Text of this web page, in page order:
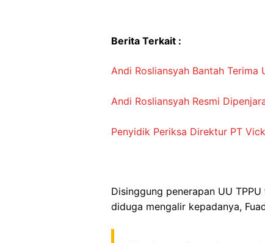
Berita Terkait :
Andi Rosliansyah Bantah Terima
Andi Rosliansyah Resmi
Penyidik Periksa Direktur PT
Disinggung penerapan UU
diduga mengalir kepadanya,